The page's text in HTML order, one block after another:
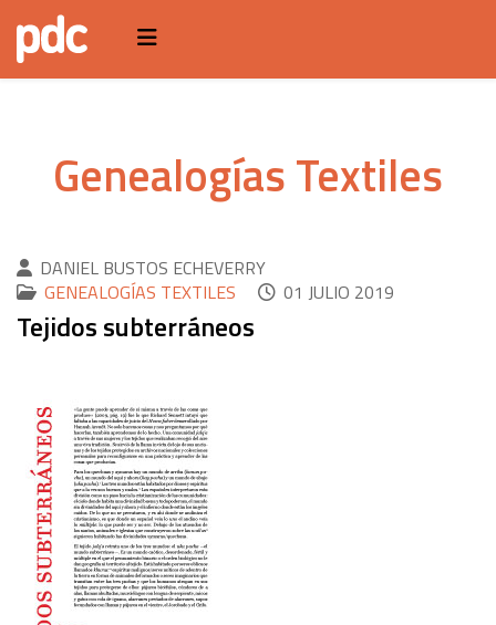
Genealogías Textiles
DANIEL BUSTOS ECHEVERRY
GENEALOGÍAS TEXTILES
01 JULIO 2019
Tejidos subterráneos